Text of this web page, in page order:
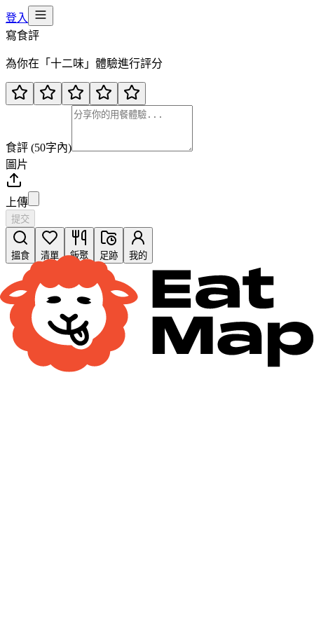
登入
寫食評
為你在「 十二味 」體驗進行評分
食評 (50字內)
圖片
上傳
提交
搵食 清單 飯聚 足跡 我的